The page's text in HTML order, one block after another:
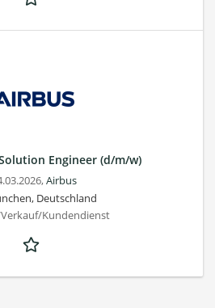
Engineer (d/m/w)
Airbus
Deutschland
Kundendienst